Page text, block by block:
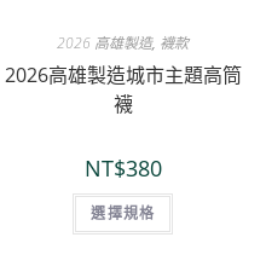
2026 高雄製造, 襪款
2026高雄製造城市主題高筒
襪
NT$380
選擇規格